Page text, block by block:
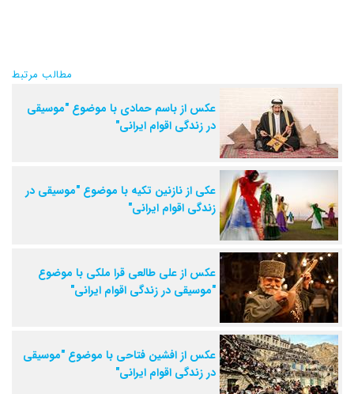
مطالب مرتبط
عکس از باسم حمادی با موضوع "موسیقی
در زندگی اقوام ایرانی"
عکی از نازنین تکیه با موضوع "موسیقی در
زندگی اقوام ایرانی"
عکس از علی طالعی قرا ملکی با موضوع
"موسیقی در زندگی اقوام ایرانی"
عکس از افشین فتاحی با موضوع "موسیقی
در زندگی اقوام ایرانی"